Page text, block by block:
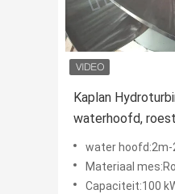
Kaplan
waterhoofd,
en 100KW tot
water hoofd:2m-
Materiaal
Capaciteit:100